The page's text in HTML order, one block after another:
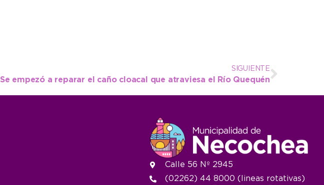
SIGUIENTE
Se empezó a reparar el caño cloacal que atraviesa el Río Quequén
Calle 56 Nº 2945
(02262) 44 8000 (lineas rotativas)